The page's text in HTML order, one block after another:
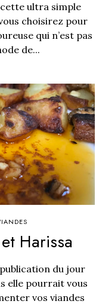
ultra simple
choisirez pour
qui n’est pas
de...
Harissa
du jour
elle pourrait vous
vos viandes